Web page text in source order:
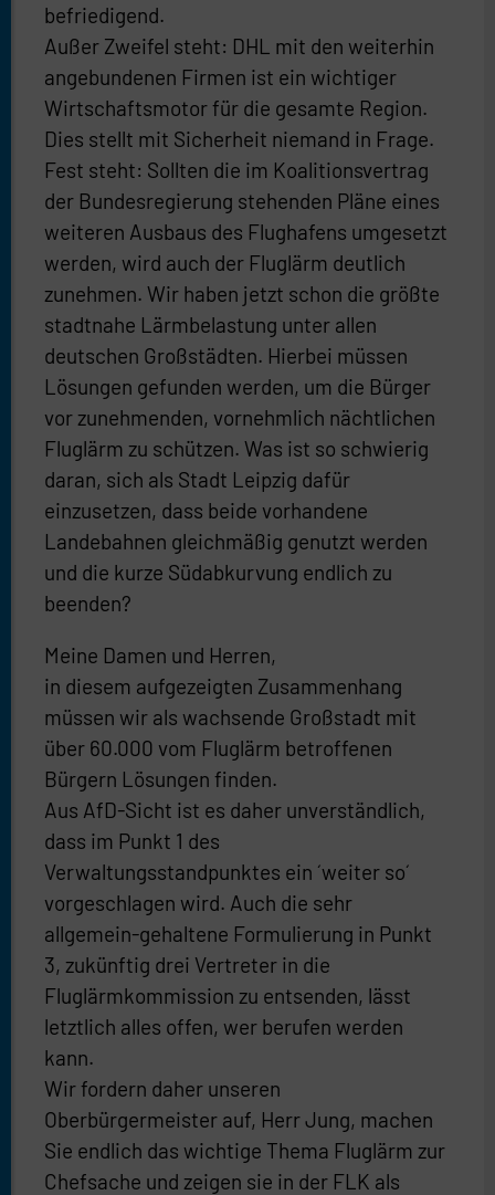
befriedigend.
Außer Zweifel steht: DHL mit den weiterhin
angebundenen Firmen ist ein wichtiger
Wirtschaftsmotor für die gesamte Region.
Dies stellt mit Sicherheit niemand in Frage.
Fest steht: Sollten die im Koalitionsvertrag
der Bundesregierung stehenden Pläne eines
weiteren Ausbaus des Flughafens umgesetzt
werden, wird auch der Fluglärm deutlich
zunehmen. Wir haben jetzt schon die größte
stadtnahe Lärmbelastung unter allen
deutschen Großstädten. Hierbei müssen
Lösungen gefunden werden, um die Bürger
vor zunehmenden, vornehmlich nächtlichen
Fluglärm zu schützen. Was ist so schwierig
daran, sich als Stadt Leipzig dafür
einzusetzen, dass beide vorhandene
Landebahnen gleichmäßig genutzt werden
und die kurze Südabkurvung endlich zu
beenden?
Meine Damen und Herren,
in diesem aufgezeigten Zusammenhang
müssen wir als wachsende Großstadt mit
über 60.000 vom Fluglärm betroffenen
Bürgern Lösungen finden.
Aus AfD-Sicht ist es daher unverständlich,
dass im Punkt 1 des
Verwaltungsstandpunktes ein ´weiter so´
vorgeschlagen wird. Auch die sehr
allgemein-gehaltene Formulierung in Punkt
3, zukünftig drei Vertreter in die
Fluglärmkommission zu entsenden, lässt
letztlich alles offen, wer berufen werden
kann.
Wir fordern daher unseren
Oberbürgermeister auf, Herr Jung, machen
Sie endlich das wichtige Thema Fluglärm zur
Chefsache und zeigen sie in der FLK als